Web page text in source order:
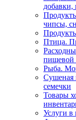
чипсы,
Птица.
пищевой
Рыба.
Сушеная
семечки
Товары
Услуги